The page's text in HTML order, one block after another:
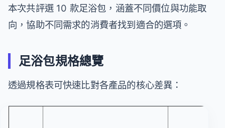
本次共評選 10 款足浴包，涵蓋不同價位與功能取
向，協助不同需求的消費者找到適合的選項。
足浴包規格總覽
透過規格表可快速比對各產品的核心差異：